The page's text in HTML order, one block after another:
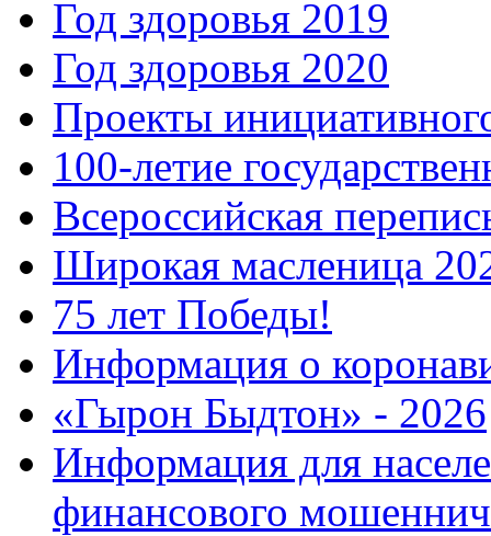
Год здоровья 2019
Год здоровья 2020
Проекты
100-летие
Всероссийская
Широкая масленица
75 лет Победы!
Информация о
«Гырон Быдтон» - 2026
Информация для
финансового